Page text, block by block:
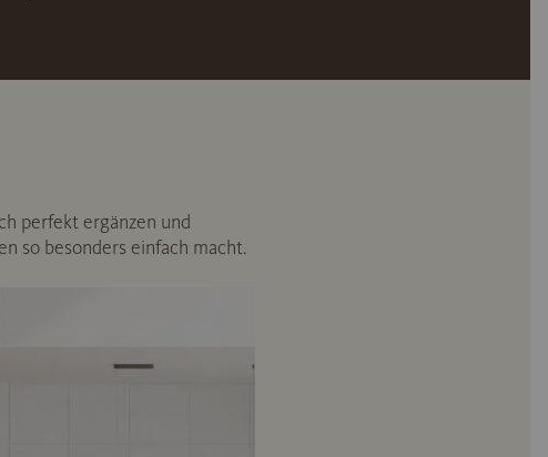
perfekt ergänzen und
so besonders einfach macht.